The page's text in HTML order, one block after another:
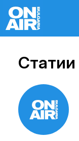
Статии